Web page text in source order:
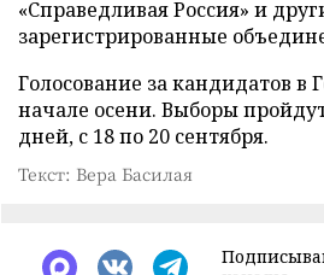
«Справедливая Россия» и
зарегистрированные
Голосование за кандидатов в
начале осени. Выборы
дней, с 18 по 20 сентября.
Текст: Вера Басилая